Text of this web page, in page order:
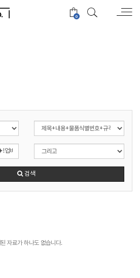
0
검색
자료가 하나도 없습니다.